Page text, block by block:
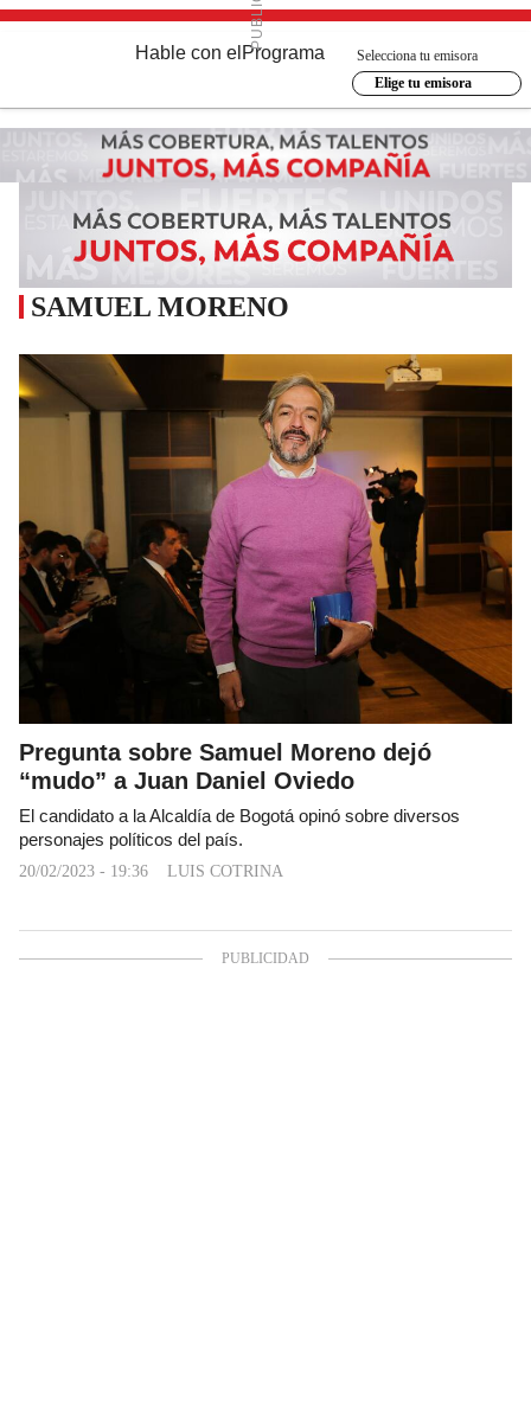
Hable con el Programa
Selecciona tu emisora
Elige tu emisora
SAMUEL MORENO
Pregunta sobre Samuel Moreno dejó
“mudo” a Juan Daniel Oviedo
El candidato a la Alcaldía de Bogotá opinó sobre diversos
personajes políticos del país.
20/02/2023 - 19:36 LUIS COTRINA